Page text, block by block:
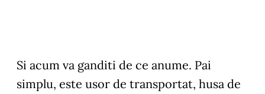
Si acum va ganditi de ce anume. Pai
simplu, este usor de transportat, husa de